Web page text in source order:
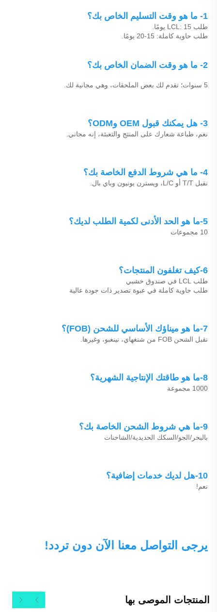
1- ما هو وقت التسليم الخاص بك؟
طلب LCL: 15 يومًا.
طلب حاوية كاملة: 15-20 يومًا.
2- ما هو وقت الضمان الخاص بك؟
5 سنوات؛ تقدم لك بعض الملحقات، وهي مجانية لك.
3- هل يمكنك قبول OEM وODM؟
نعم، طباعة شعارك على المنتج والتعبئة، إنه مجاني.
4- ما هي شروط الدفع الخاصة بك؟
نقبل T/T أو L/C، ويسترن يونيون وباي بال.
5-ما هو الحد الأدنى لكمية الطلب لديك؟
10 مجموعات
6-كيف تغلفون المنتجات؟
طلب LCL في صندوق خشبي
طلب حاوية كاملة في عبوة تصدير ذات جودة عالية
7-ما هو ميناؤك الأساسي للشحن (FOB)؟
نقبل الشحن FOB من شنغهاي، نينغبو، وغيرها.
8-ما هو طاقتك الإنتاجية الشهرية؟
1000 مجموعة
9-ما هي شروط الشحن الخاصة بك؟
بالبحر/الجو/السكك الحديدية/الشاحنات
10-هل لديك خدمات إضافية؟
نعم!
يرجى التواصل معنا الآن دون تردد!
المنتجات الموصى بها